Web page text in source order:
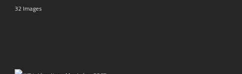
32 Images